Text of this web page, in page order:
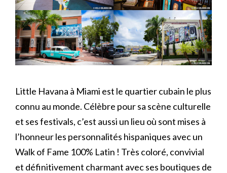
Little Havana à Miami est le quartier cubain le plus
connu au monde. Célèbre pour sa scène culturelle
et ses festivals, c’est aussi un lieu où sont mises à
l’honneur les personnalités hispaniques avec un
Walk of Fame 100% Latin ! Très coloré, convivial
et définitivement charmant avec ses boutiques de